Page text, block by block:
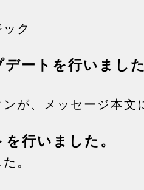
ク
ートを行いました
が、メッセージ本
行いました。
。